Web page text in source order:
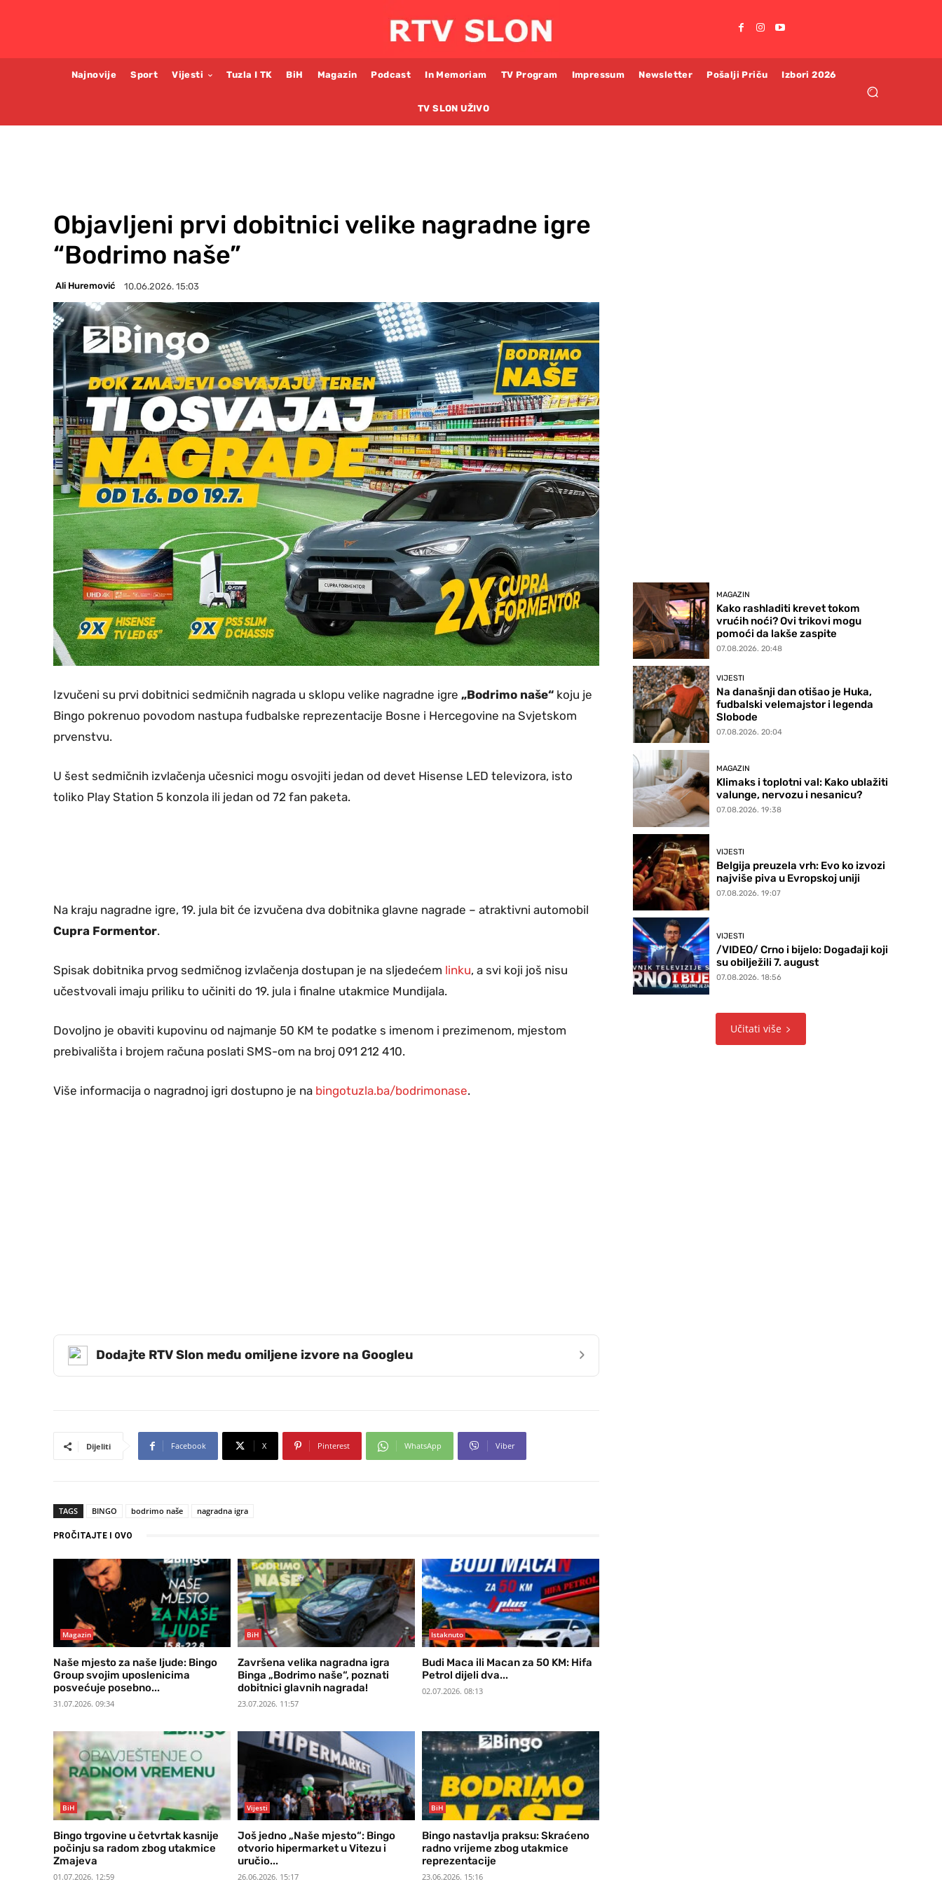
Najnovije Sport Vijesti Tuzla I TK BiH Magazin Podcast In Memoriam TV Program Impressum Newsletter Pošalji Priču Izbori 2026
TV SLON UŽIVO
Objavljeni prvi dobitnici velike nagradne igre
“Bodrimo naše”
Ali Huremović 10.06.2026. 15:03
Izvučeni su prvi dobitnici sedmičnih nagrada u sklopu velike nagradne igre „Bodrimo naše“ koju je
Bingo pokrenuo povodom nastupa fudbalske reprezentacije Bosne i Hercegovine na Svjetskom
prvenstvu.
U šest sedmičnih izvlačenja učesnici mogu osvojiti jedan od devet Hisense LED televizora, isto
toliko Play Station 5 konzola ili jedan od 72 fan paketa.
Na kraju nagradne igre, 19. jula bit će izvučena dva dobitnika glavne nagrade – atraktivni automobil
Cupra Formentor.
Spisak dobitnika prvog sedmičnog izvlačenja dostupan je na sljedećem linku, a svi koji još nisu
učestvovali imaju priliku to učiniti do 19. jula i finalne utakmice Mundijala.
Dovoljno je obaviti kupovinu od najmanje 50 KM te podatke s imenom i prezimenom, mjestom
prebivališta i brojem računa poslati SMS-om na broj 091 212 410.
Više informacija o nagradnoj igri dostupno je na bingotuzla.ba/bodrimonase.
Dodajte RTV Slon među omiljene izvore na Googleu ›
Dijeliti Facebook X Pinterest WhatsApp Viber
TAGS BINGO bodrimo naše nagradna igra
PROČITAJTE I OVO
Magazin
Naše mjesto za naše ljude: Bingo
Group svojim uposlenicima
posvećuje posebno...
31.07.2026. 09:34
BiH
Završena velika nagradna igra
Binga „Bodrimo naše“, poznati
dobitnici glavnih nagrada!
23.07.2026. 11:57
Istaknuto
Budi Maca ili Macan za 50 KM: Hifa
Petrol dijeli dva...
02.07.2026. 08:13
BiH
Bingo trgovine u četvrtak kasnije
počinju sa radom zbog utakmice
Zmajeva
01.07.2026. 12:59
Vijesti
Još jedno „Naše mjesto“: Bingo
otvorio hipermarket u Vitezu i
uručio...
26.06.2026. 15:17
BiH
Bingo nastavlja praksu: Skraćeno
radno vrijeme zbog utakmice
reprezentacije
23.06.2026. 15:16
MAGAZIN
Kako rashladiti krevet tokom
vrućih noći? Ovi trikovi mogu
pomoći da lakše zaspite
07.08.2026. 20:48
VIJESTI
Na današnji dan otišao je Huka,
fudbalski velemajstor i legenda
Slobode
07.08.2026. 20:04
MAGAZIN
Klimaks i toplotni val: Kako ublažiti
valunge, nervozu i nesanicu?
07.08.2026. 19:38
VIJESTI
Belgija preuzela vrh: Evo ko izvozi
najviše piva u Evropskoj uniji
07.08.2026. 19:07
VIJESTI
/VIDEO/ Crno i bijelo: Događaji koji
su obilježili 7. august
07.08.2026. 18:56
Učitati više